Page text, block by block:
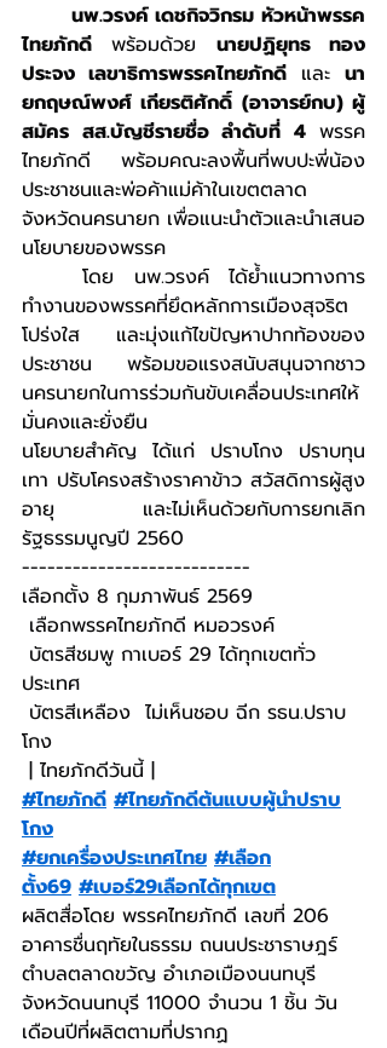
นพ.วรงค์ เดชกิจวิกรม หัวหน้าพรรค
ไทยภักดี พร้อมด้วย นายปฏิยุทธ ทอง
ประจง เลขาธิการพรรคไทยภักดี และ นา
ยกฤษณ์พงศ์ เกียรติศักดิ์ (อาจารย์กบ) ผู้
สมัคร สส.บัญชีรายชื่อ ลำดับที่ 4 พรรค
ไทยภักดี พร้อมคณะลงพื้นที่พบปะพี่น้อง
ประชาชนและพ่อค้าแม่ค้าในเขตตลาด
จังหวัดนครนายก เพื่อแนะนำตัวและนำเสนอ
นโยบายของพรรค
	โดย นพ.วรงค์ ได้ย้ำแนวทางการ
ทำงานของพรรคที่ยึดหลักการเมืองสุจริต
โปร่งใส และมุ่งแก้ไขปัญหาปากท้องของ
ประชาชน พร้อมขอแรงสนับสนุนจากชาว
นครนายกในการร่วมกันขับเคลื่อนประเทศให้
มั่นคงและยั่งยืน
นโยบายสำคัญ ได้แก่ ปราบโกง ปราบทุน
เทา ปรับโครงสร้างราคาข้าว สวัสดิการผู้สูง
อายุ และไม่เห็นด้วยกับการยกเลิก
รัฐธรรมนูญปี 2560
---------------------------
เลือกตั้ง 8 กุมภาพันธ์ 2569
เลือกพรรคไทยภักดี หมอวรงค์
บัตรสีชมพู กาเบอร์ 29 ได้ทุกเขตทั่ว
ประเทศ
บัตรสีเหลือง  ไม่เห็นชอบ ฉีก รธน.ปราบ
โกง
| ไทยภักดีวันนี้ |
#ไทยภักดี #ไทยภักดีต้นแบบผู้นำปราบ
โกง
#ยกเครื่องประเทศไทย #เลือก
ตั้ง69 #เบอร์29เลือกได้ทุกเขต
ผลิตสื่อโดย พรรคไทยภักดี เลขที่ 206
อาคารชื่นฤทัยในธรรม ถนนประชาราษฎร์
ตำบลตลาดขวัญ อำเภอเมืองนนทบุรี
จังหวัดนนทบุรี 11000 จำนวน 1 ชิ้น วัน
เดือนปีที่ผลิตตามที่ปรากฏ